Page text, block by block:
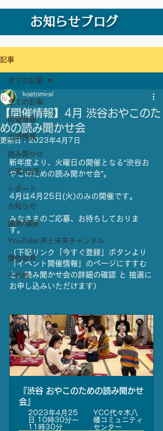
お知らせブログ
記事
全ての記事
開催情報
出演情報
読み聞かせ
公演/出演
レポート
お知らせ
講演/講座
YouTube 声と未来チャンネル
賛助会員
その他
全ての記事
【開催情報】4月 渋谷おやこのた
めの読み聞かせ会
koetomirai
更新日：2023年4月7日
新年度より、火曜日の開催となる“渋谷お
やこのための読み聞かせ会”。
4月は4月25日(火)のみの開催です。
みなさまのご応募、お待ちしておりま
す。
（下記リンク「今すぐ登録」ボタンより
「イベント開催情報」のページにすすむ
と、読み聞かせ会の詳細の確認 と 抽選に
お申し込みいただけます）
『渋谷 おやこのための読み聞かせ
会』
2023年4月25
日 10時30分～
11時30分
YCC代々木八
幡コミュニティ
センター